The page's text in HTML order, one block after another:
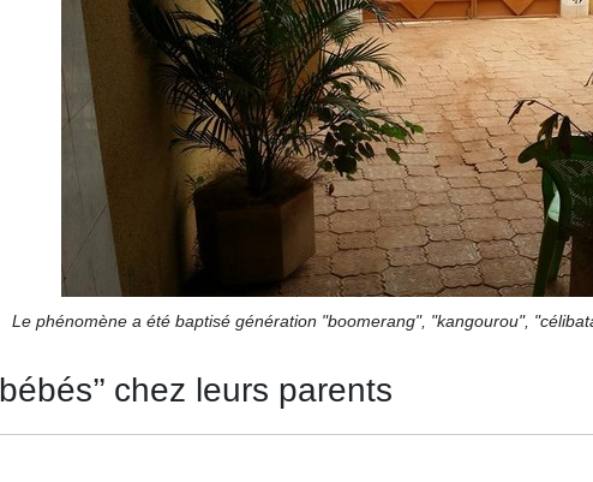
Le phénomène a été baptisé génération "boomerang", "kangourou",
chez leurs parents